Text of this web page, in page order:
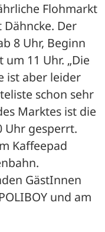
Flohmarkt
Der
8 Uhr, Beginn
11 Uhr. „Die
ist aber leider
schon sehr
Marktes ist die
Uhr gesperrt.
Kaffeepad
GästInnen
und am